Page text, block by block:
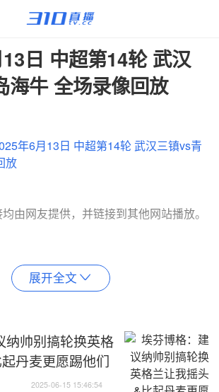
日 中超第14轮 武汉
海牛 全场录像回放
年6月13日 中超第14轮 武汉三镇vs青
放
由网友提供，并链接到其他网站播放。
展开全文 
纳帅别搞轮换英格
丹麦更愿踢他们
2025-06-15 15:46:54